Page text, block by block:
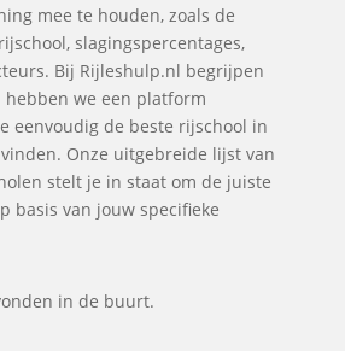
mee te houden, zoals de
slagingspercentages,
Bij Rijleshulp.nl begrijpen
we een platform
eenvoudig de beste rijschool in
Onze uitgebreide lijst van
stelt je in staat om de juiste
basis van jouw specifieke
in de buurt.